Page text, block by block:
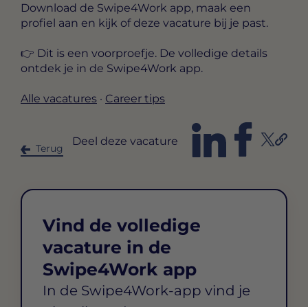
Download de Swipe4Work app, maak een
profiel aan en kijk of deze vacature bij je past.
👉 Dit is een voorproefje. De volledige details
ontdek je in de Swipe4Work app.
Alle vacatures · Career tips
Terug
Deel deze vacature
Vind de volledige
vacature in de
Swipe4Work app
In de Swipe4Work-app vind je